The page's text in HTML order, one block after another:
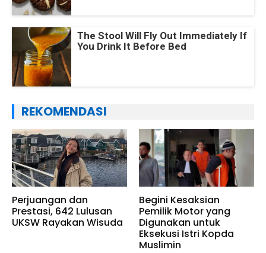
The Stool Will Fly Out Immediately If
You Drink It Before Bed
REKOMENDASI
Perjuangan dan
Prestasi, 642 Lulusan
UKSW Rayakan Wisuda
Begini Kesaksian
Pemilik Motor yang
Digunakan untuk
Eksekusi Istri Kopda
Muslimin